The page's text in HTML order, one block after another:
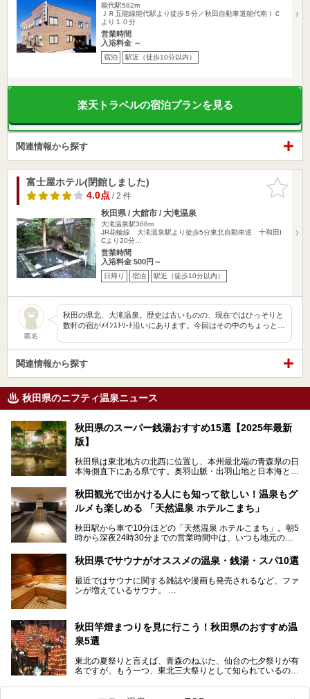
能代駅582m
ＪＲ五能線能代駅より徒歩５分／秋田自動車道能代南ＩＣ
より１０分
営業時間
入浴料金 ～
宿泊 駅近（徒歩10分以内）
楽天トラベルの宿泊プランを見る
関連情報から探す
お気に入
りに追加
富士屋ホテル(閉館しました)
4.0点/ 2 件
秋田県 / 大館市 / 大滝温泉
大滝温泉駅368m
JR花輪線 大滝温泉駅より徒歩5分東北自動車道 十和田I
Cより20分…
営業時間
入浴料金 500円～
日帰り 宿泊 駅近（徒歩10分以内）
匿名
秋田の県北、大滝温泉。歴史は古いものの、現在ではひっそりと
数軒の宿がﾒｲﾝｽﾄﾘ-ﾄ沿いにあります。今回はその中のちょっと…
関連情報から探す
秋田県のニフティ温泉ニュース
秋田県のスーパー銭湯おすすめ15選【2025年最新
版】
秋田県は東北地方の北西に位置し、本州最北端の青森県の日
本海側直下にある県です。奥羽山脈・出羽山地と日本海とい
界自然遺産に登録された白神山地のほか、多くの国立公園・
国定公園を擁しています。
「あきたこまち」に代表される米の生産量は国内第3位。米
ハタハタ・しょっつる（魚醤）といった独特の食材も豊富で
す。
げ」など、全国的に有名な催しも多い秋田県。観光旅行にも
役立つ、県内のおすすめスーパー銭湯＆立ち寄り湯情報をご
紹介します。
秋田観光で出かける人にも知って欲しい！温泉もグ
ルメも楽しめる 「天然温泉 ホテルこまち」
秋田駅から車で10分ほどの「天然温泉 ホテルこまち」。朝5
時から深夜24時30分までの営業時間中は、いつも地元の人
岩盤浴入り放題なのに1泊3,500円からと破格の安さ！
観光にも便利な「天然温泉 ホテルこまち」の魅力をたっぷ
りお届けします。
秋田県でサウナがオススメの温泉・銭湯・スパ10選
最近ではサウナに関する雑誌や漫画も発売されるなど、ファ
ンが増えているサウナ。
こだわりを持つ施設も増えています。
今回はそんな今話題のサウナが楽しめる、秋田県内にあるオ
ススメ温泉・銭湯・スパを10件まとめてご紹介します。
秋田竿燈まつりを見に行こう！秋田県のおすすめ温
泉5選
東北の夏祭りと言えば、青森のねぶた、仙台の七夕祭りが有
名ですが、もう一つ、東北三大祭りとして知られているのが